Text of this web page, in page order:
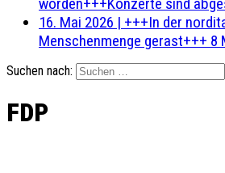
16. Mai 2026 | +++In der
Menschenmenge gerast+++ 8
Suchen nach:
FDP